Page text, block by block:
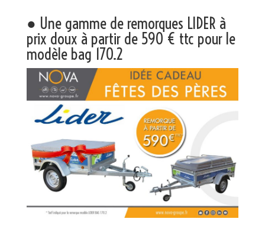
● Une gamme de remorques LIDER à
prix doux à partir de 590 € ttc pour le
modèle bag 170.2